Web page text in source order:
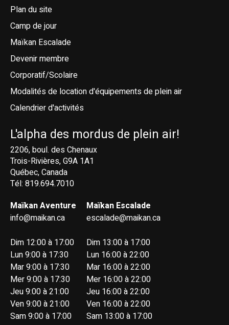
Plan du site
Camp de jour
Maïkan Escalade
Devenir membre
Corporatif/Scolaire
Modalités de location d'équipements de plein air
Calendrier d'activités
L'alpha des mordus de plein air!
2206, boul. des Chenaux
Trois-Rivières, G9A 1A1
Québec, Canada
Tél: 819.694.7010
Maïkan Aventure
info@maikan.ca
Dim 12:00 à 17:00
Lun 9:00 à 17:30
Mar 9:00 à 17:30
Mer 9:00 à 17:30
Jeu 9:00 à 21:00
Ven 9:00 à 21:00
Sam 9:00 à 17:00
Maïkan Escalade
escalade@maikan.ca
Dim 13:00 à 17:00
Lun 16:00 à 22:00
Mar 16:00 à 22:00
Mer 16:00 à 22:00
Jeu 16:00 à 22:00
Ven 16:00 à 22:00
Sam 13:00 à 17:00